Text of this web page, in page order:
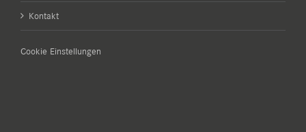
Kontakt
Cookie Einstellungen